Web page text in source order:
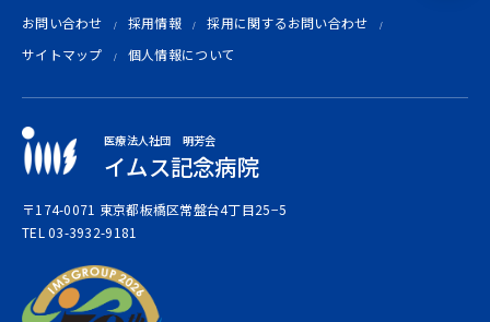
お問い合わせ 採用情報
採用に関するお問い合わせ
サイトマップ
個人情報について
医療法人社団 明芳会
イムス記念病院
〒174-0071 東京都板橋区常盤台4丁目25−5
TEL 03-3932-9181